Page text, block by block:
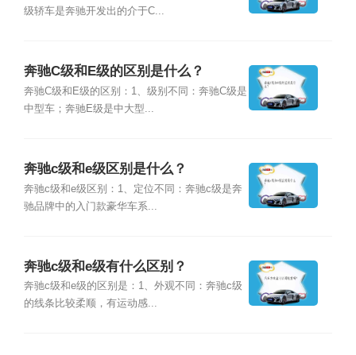
级轿车是奔驰开发出的介于C...
奔驰C级和E级的区别是什么？
奔驰C级和E级的区别：1、级别不同：奔驰C级是
中型车；奔驰E级是中大型...
奔驰c级和e级区别是什么？
奔驰c级和e级区别：1、定位不同：奔驰c级是奔
驰品牌中的入门款豪华车系...
奔驰c级和e级有什么区别？
奔驰c级和e级的区别是：1、外观不同：奔驰c级
的线条比较柔顺，有运动感...